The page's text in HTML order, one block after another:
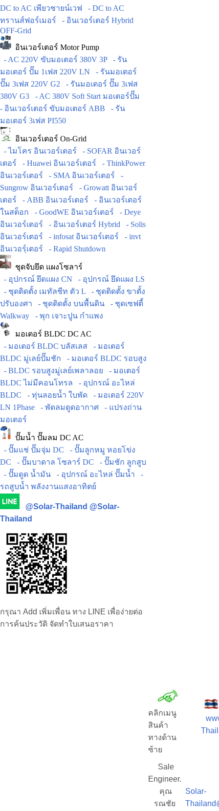
DC to AC เพียวชายน์เวฟ
- DC to AC
ทรานส์ฟอร์เมอร์
- อินเวอร์เตอร์ Hybrid
OFF-Grid
อินเวอร์เตอร์ Motor Pump
- AC 220V ขับมอเตอร์ 380V 3P
- รัน
มอเตอร์ ปั๊ม 1เฟส 220V LN
- รันมอเตอร์
ปั๊ม 3เฟส 220V G2
- รันมอเตอร์ ปั๊ม 3เฟส
380V G3
- AC 380V Soft Start มอเตอร์ปั๊ม
- อินเวอร์เตอร์ ขับมอเตอร์ ABB
- รัน
มอเตอร์ 3เฟส PI550
อินเวอร์เตอร์ On-Grid
- ไมโคร อินเวอร์เตอร์
- SOFAR อินเวอร์
เตอร์
- Huawei อินเวอร์เตอร์
- ThinkPower
อินเวอร์เตอร์
- SMA อินเวอร์เตอร์
-
Sungrow อินเวอร์เตอร์
- Growatt อินเวอร์
เตอร์
- ABB อินเวอร์เตอร์
- อินเวอร์เตอร์
ในสต็อก
- GoodWE อินเวอร์เตอร์
- Deye
อินเวอร์เตอร์
- อินเวอร์เตอร์ Hybrid
- Solis
อินเวอร์เตอร์
- infosat อินเวอร์เตอร์
- invt
อินเวอร์ฺเตอร์
- Rapid Shutdown
ชุดจับยึด แผงโซลาร์
- อุปกรณ์ ยึดแผง CN
- อุปกรณ์ ยึดแผง LS
- ชุดติดตั้ง เมทัลชีท ตัว L
- ชุดติดตั้ง ขาตั้ง
ปรับองศา
- ชุดติดตั้ง บนพื้นดิน
- ชุดเซฟตี้
Walkway
- พุก เจาะปูน กำแพง
มอเตอร์ BLDC DC AC
- มอเตอร์ BLDC บลัสเลส
- มอเตอร์
BLDC มู่เลย์ปั๊มชัก
- มอเตอร์ BLDC รอบสูง
- BLDC รอบสูงมู่เลย์เพลาลอย
- มอเตอร์
BLDC ไม่มีคอนโทรล
- อุปกรณ์ อะไหล่
BLDC
- ทุ่นลอยน้ำ ใบพัด
- มอเตอร์ 220V
LN 1Phase
- พัดลมดูดอากาศ
- แปรงถ่าน
มอเตอร์
ปั๊มน้ำ ปั๊มลม DC AC
- ปั๊มแช่ ปั๊มจุ่ม DC
- ปั๊มลูกหมู หอยโข่ง
DC
- ปั๊มบาดาล โซลาร์ DC
- ปั๊มชัก ลูกสูบ
- ปั๊มดูด น้ำมัน
- อุปกรณ์ อะไหล่ ปั๊มน้ำ
-
รถสูบน้ำ พลังงานแสงอาทิตย์
@Solar-Thailand @Solar-
Thailand
กรุณา Add เพิ่มเพื่อน ทาง LINE เพื่อง่ายต่อ
การค้นประวัติ จัดทำใบเสนอราคา
คลิกเมนู
สินค้า
ทางด้าน
ซ้าย
Sale
Engineer.
คุณ
รณชัย
Solar-